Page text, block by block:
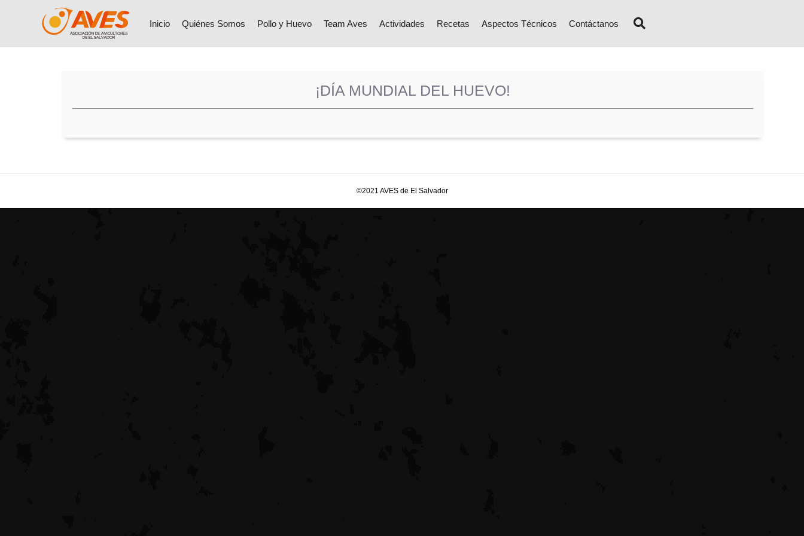
Inicio Quiénes Somos Pollo y Huevo Team Aves Actividades Recetas Aspectos Técnicos Contáctanos
¡DÍA MUNDIAL DEL HUEVO!
©2021 AVES de El Salvador